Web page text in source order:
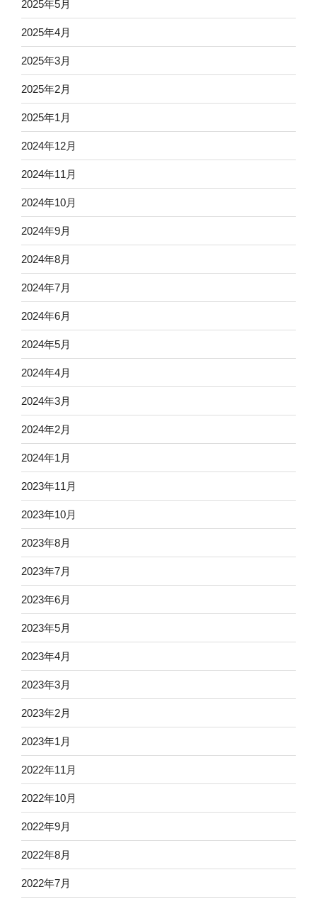
2025年5月
2025年4月
2025年3月
2025年2月
2025年1月
2024年12月
2024年11月
2024年10月
2024年9月
2024年8月
2024年7月
2024年6月
2024年5月
2024年4月
2024年3月
2024年2月
2024年1月
2023年11月
2023年10月
2023年8月
2023年7月
2023年6月
2023年5月
2023年4月
2023年3月
2023年2月
2023年1月
2022年11月
2022年10月
2022年9月
2022年8月
2022年7月